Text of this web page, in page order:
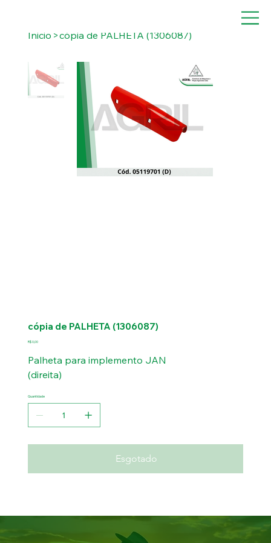
Inicio >cópia de PALHETA (1306087)
cópia de PALHETA (1306087)
Preço
R$ 0,00
Palheta para implemento JAN
(direita)
Quantidade
Esgotado